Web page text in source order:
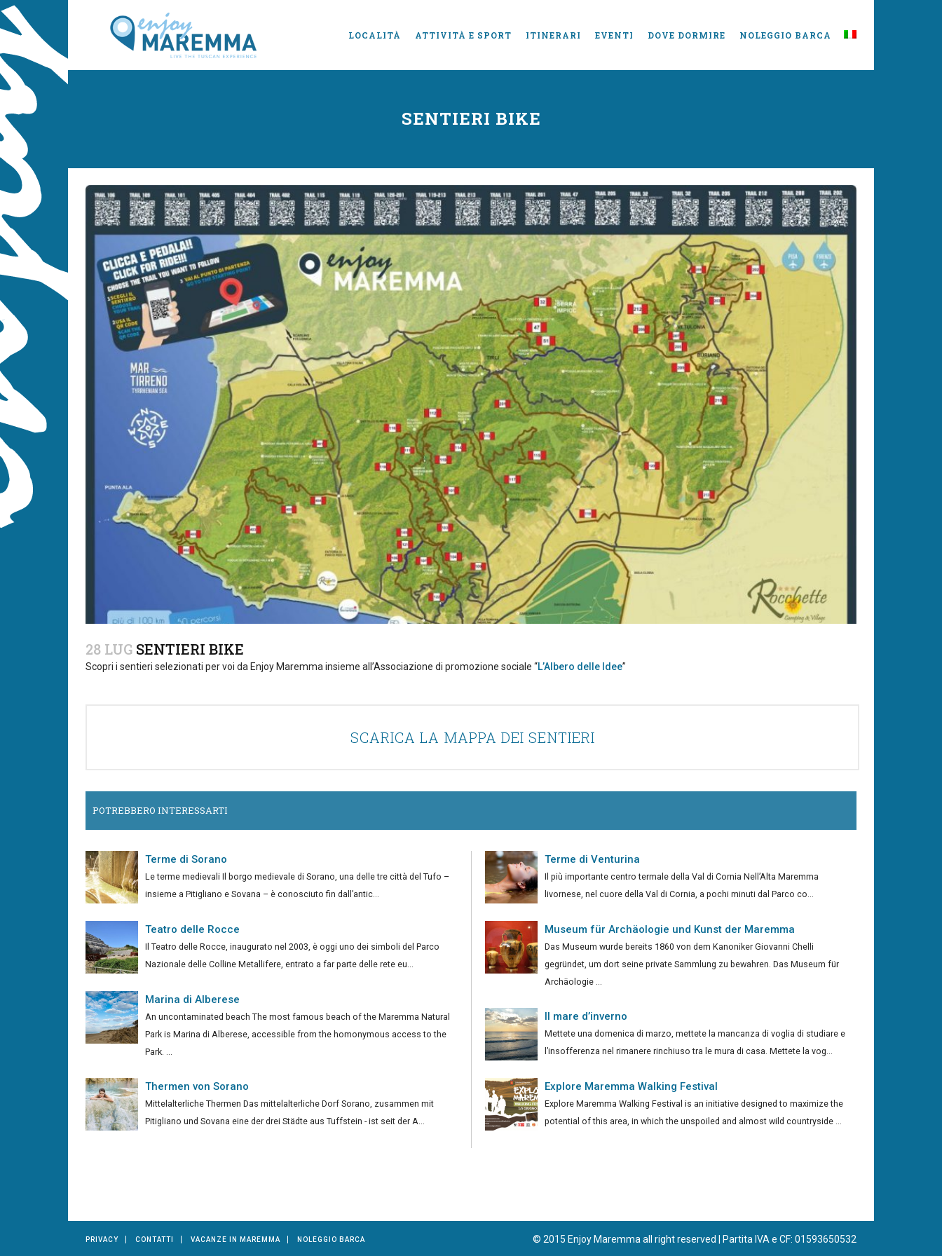
LOCALITÀ ATTIVITÀ E SPORT ITINERARI EVENTI DOVE DORMIRE NOLEGGIO BARCA
SENTIERI BIKE
28 LUG SENTIERI BIKE
Scopri i sentieri selezionati per voi da Enjoy Maremma insieme all’Associazione di promozione sociale “L’Albero delle Idee”
SCARICA LA MAPPA DEI SENTIERI
POTREBBERO INTERESSARTI
Terme di Sorano
Le terme medievali Il borgo medievale di Sorano, una delle tre città del Tufo –
insieme a Pitigliano e Sovana – è conosciuto fin dall’antic...
Teatro delle Rocce
Il Teatro delle Rocce, inaugurato nel 2003, è oggi uno dei simboli del Parco
Nazionale delle Colline Metallifere, entrato a far parte delle rete eu...
Marina di Alberese
An uncontaminated beach The most famous beach of the Maremma Natural
Park is Marina di Alberese, accessible from the homonymous access to the
Park. ...
Thermen von Sorano
Mittelalterliche Thermen Das mittelalterliche Dorf Sorano, zusammen mit
Pitigliano und Sovana eine der drei Städte aus Tuffstein - ist seit der A...
Terme di Venturina
Il più importante centro termale della Val di Cornia Nell’Alta Maremma
livornese, nel cuore della Val di Cornia, a pochi minuti dal Parco co...
Museum für Archäologie und Kunst der Maremma
Das Museum wurde bereits 1860 von dem Kanoniker Giovanni Chelli
gegründet, um dort seine private Sammlung zu bewahren. Das Museum für
Archäologie ...
Il mare d’inverno
Mettete una domenica di marzo, mettete la mancanza di voglia di studiare e
l’insofferenza nel rimanere rinchiuso tra le mura di casa. Mettete la vog...
Explore Maremma Walking Festival
Explore Maremma Walking Festival is an initiative designed to maximize the
potential of this area, in which the unspoiled and almost wild countryside ...
PRIVACY CONTATTI VACANZE IN MAREMMA NOLEGGIO BARCA © 2015 Enjoy Maremma all right reserved | Partita IVA e CF: 01593650532